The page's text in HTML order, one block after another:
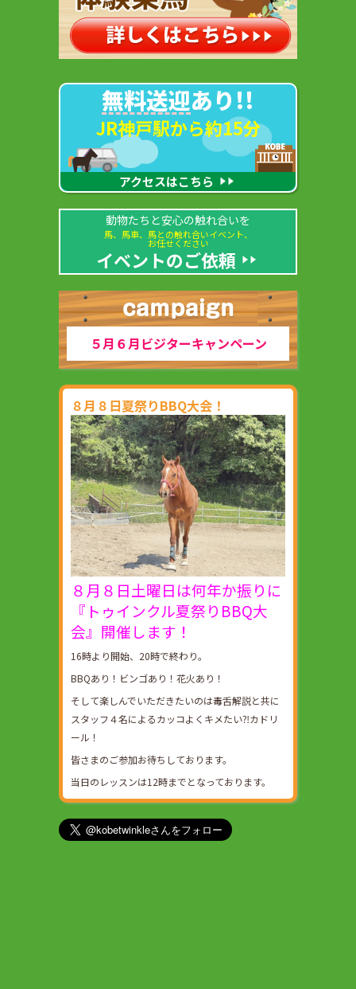
無料送迎あり!!
JR神戸駅から約15分
アクセスはこちら
動物たちと安心の触れ合いを
馬、馬車、馬との触れ合いイベント、
お任せください
イベントのご依頼
５月６月ビジターキャンペーン
８月８日夏祭りBBQ大会！
８月８日土曜日は何年か振りに
『トゥインクル夏祭りBBQ大
会』開催します！
16時より開始、20時で終わり。
BBQあり！ビンゴあり！花火あり！
そして楽しんでいただきたいのは毒舌解説と共に
スタッフ４名によるカッコよくキメたい⁈カドリ
ール！
皆さまのご参加お待ちしております。
当日のレッスンは12時までとなっております。